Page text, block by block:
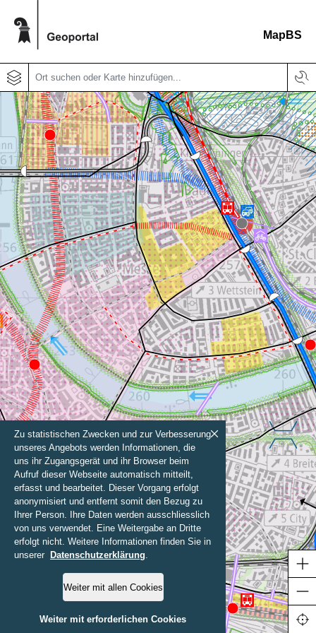
MapBS
Zu statistischen Zwecken und zur Verbesserung
unseres Angebots werden Informationen, die
uns ihr Zugangsgerät und ihr Browser beim
Aufruf dieser Webseite automatisch mitteilt,
erfasst und bearbeitet. Dieser Vorgang erfolgt
anonymisiert und entfernt somit den Bezug zu
Ihrer Person. Ihre Daten werden ausschliesslich
von uns verwendet. Eine Weitergabe an Dritte
erfolgt nicht. Weitere Informationen finden Sie in
unserer
Datenschutzerklärung.
Weiter mit allen Cookies
Weiter mit erforderlichen Cookies